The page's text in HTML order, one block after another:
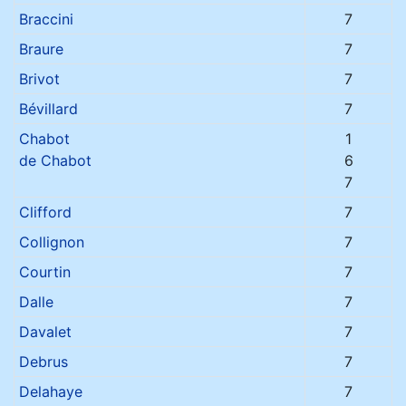
Braccini
7
Braure
7
Brivot
7
Bévillard
7
Chabot
de Chabot
1
6
7
Clifford
7
Collignon
7
Courtin
7
Dalle
7
Davalet
7
Debrus
7
Delahaye
7